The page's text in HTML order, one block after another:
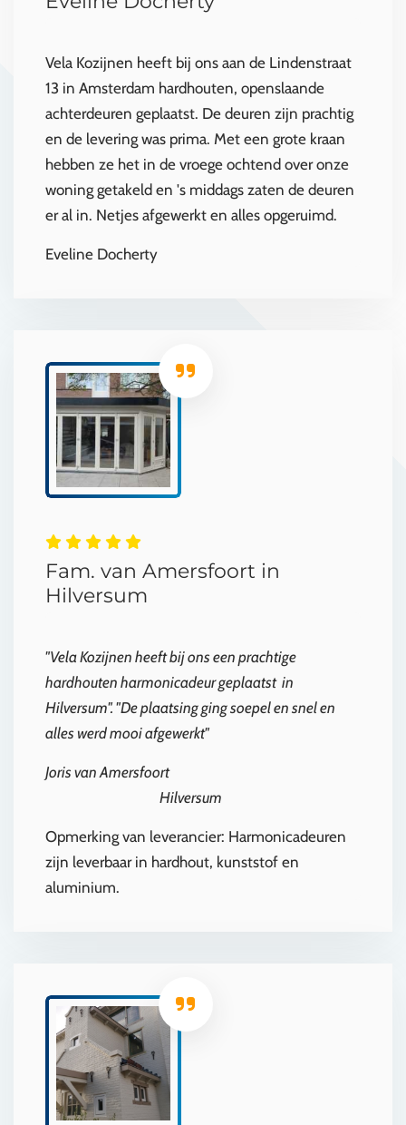
Vela Kozijnen heeft bij ons aan de Lindenstraat
13 in Amsterdam hardhouten, openslaande
achterdeuren geplaatst. De deuren zijn prachtig
en de levering was prima. Met een grote kraan
hebben ze het in de vroege ochtend over onze
woning getakeld en 's middags zaten de deuren
er al in. Netjes afgewerkt en alles opgeruimd.
Eveline Docherty
Fam. van Amersfoort in
Hilversum
"Vela Kozijnen heeft bij ons een prachtige
hardhouten harmonicadeur geplaatst in
Hilversum". "De plaatsing ging soepel en snel en
alles werd mooi afgewerkt"
Joris van Amersfoort
Hilversum
Opmerking van leverancier: Harmonicadeuren
zijn leverbaar in hardhout, kunststof en
aluminium.